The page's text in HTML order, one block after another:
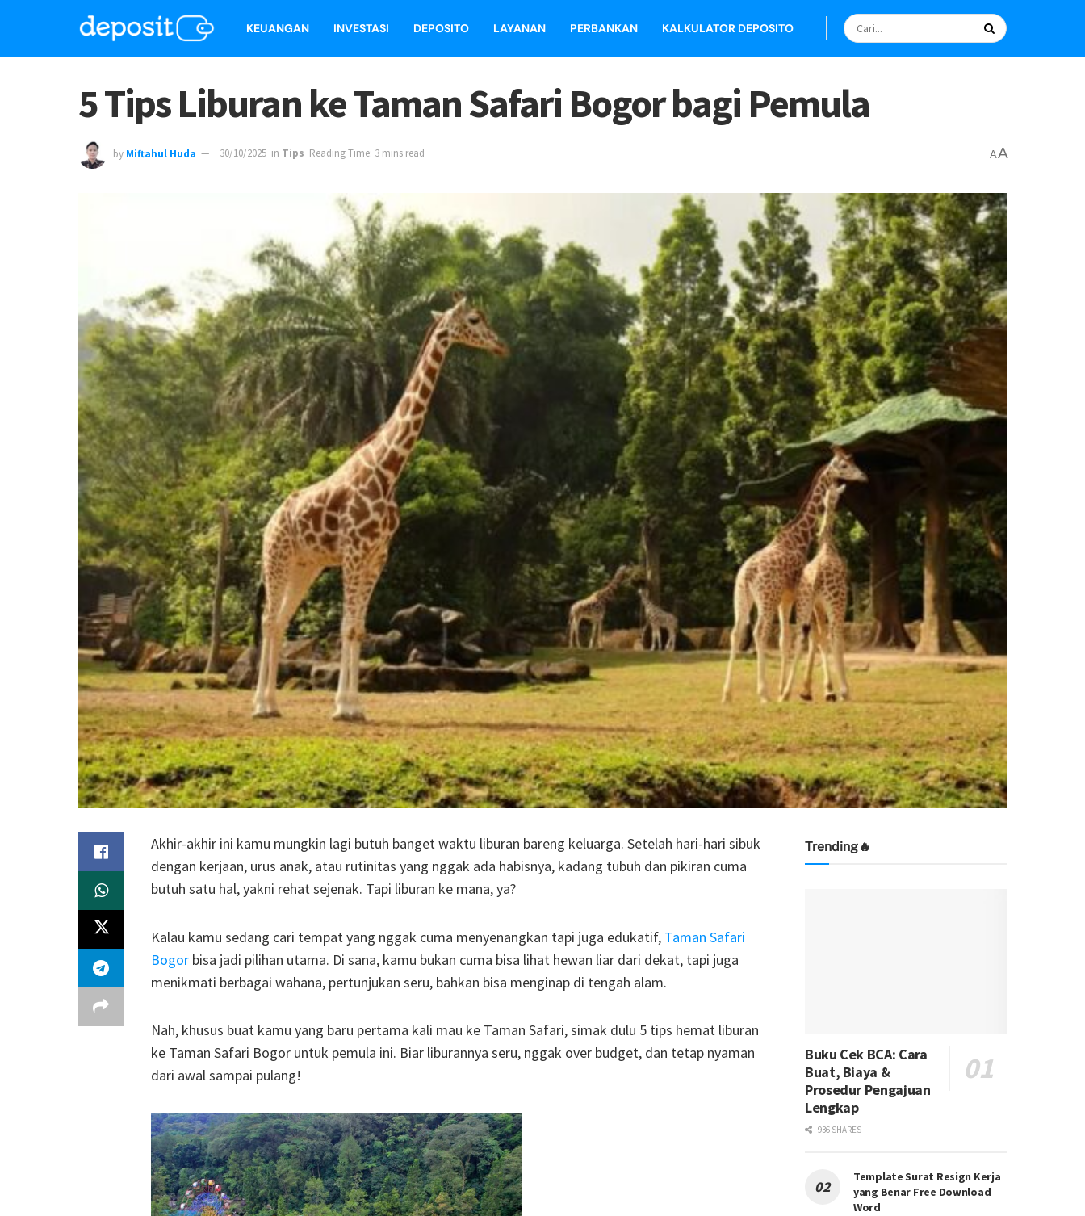
KEUANGAN INVESTASI DEPOSITO LAYANAN PERBANKAN KALKULATOR DEPOSITO
5 Tips Liburan ke Taman Safari Bogor bagi Pemula
by Miftahul Huda 30/10/2025 in Tips Reading Time: 3 mins read AA
Akhir-akhir ini kamu mungkin lagi butuh banget waktu liburan bareng keluarga. Setelah hari-hari sibuk
dengan kerjaan, urus anak, atau rutinitas yang nggak ada habisnya, kadang tubuh dan pikiran cuma
butuh satu hal, yakni rehat sejenak. Tapi liburan ke mana, ya?
Kalau kamu sedang cari tempat yang nggak cuma menyenangkan tapi juga edukatif, Taman Safari
Bogor bisa jadi pilihan utama. Di sana, kamu bukan cuma bisa lihat hewan liar dari dekat, tapi juga
menikmati berbagai wahana, pertunjukan seru, bahkan bisa menginap di tengah alam.
Nah, khusus buat kamu yang baru pertama kali mau ke Taman Safari, simak dulu 5 tips hemat liburan
ke Taman Safari Bogor untuk pemula ini. Biar liburannya seru, nggak over budget, dan tetap nyaman
dari awal sampai pulang!
Trending🔥
Buku Cek BCA: Cara
Buat, Biaya &
Prosedur Pengajuan
Lengkap
936 SHARES
Template Surat Resign Kerja
yang Benar Free Download
Word